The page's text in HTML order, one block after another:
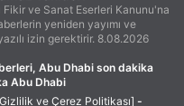
Fikir ve Sanat Eserleri Kanunu'na
yeniden yayımı ve
izin gerektirir. 8.08.2026
Abu Dhabi son dakika
Abu Dhabi
ve Çerez Politikası] -